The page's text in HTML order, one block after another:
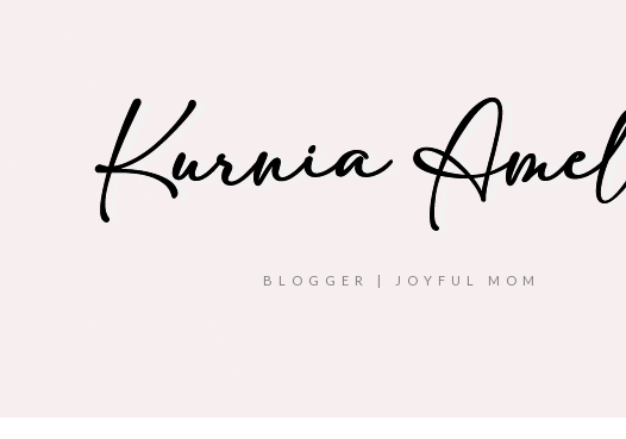
BLOGGER | JOYFUL MOM